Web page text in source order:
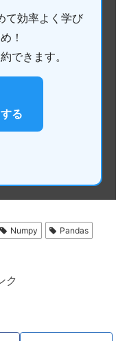
て効率よく学び
！
できます。
る
Numpy
Pandas
ク